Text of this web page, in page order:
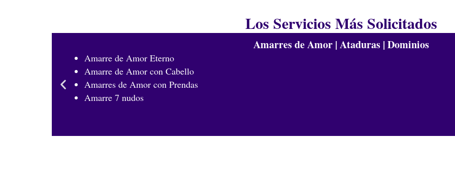
Los Servicios Más Solicitados
Amarres de Amor | Ataduras | Dominios
Amarre de Amor Eterno
Amarre de Amor con Cabello
Amarres de Amor con Prendas
Amarre 7 nudos